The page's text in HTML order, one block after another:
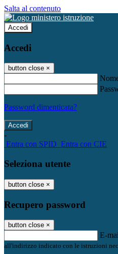
Salta al contenuto
Accedi
Accedi
button close ×
Password dimenticata?
-
Entra con SPID Entra con CIE
Seleziona utente
button close ×
Recupero password
button close ×
E-
all'indirizzo indicato con le istruzioni